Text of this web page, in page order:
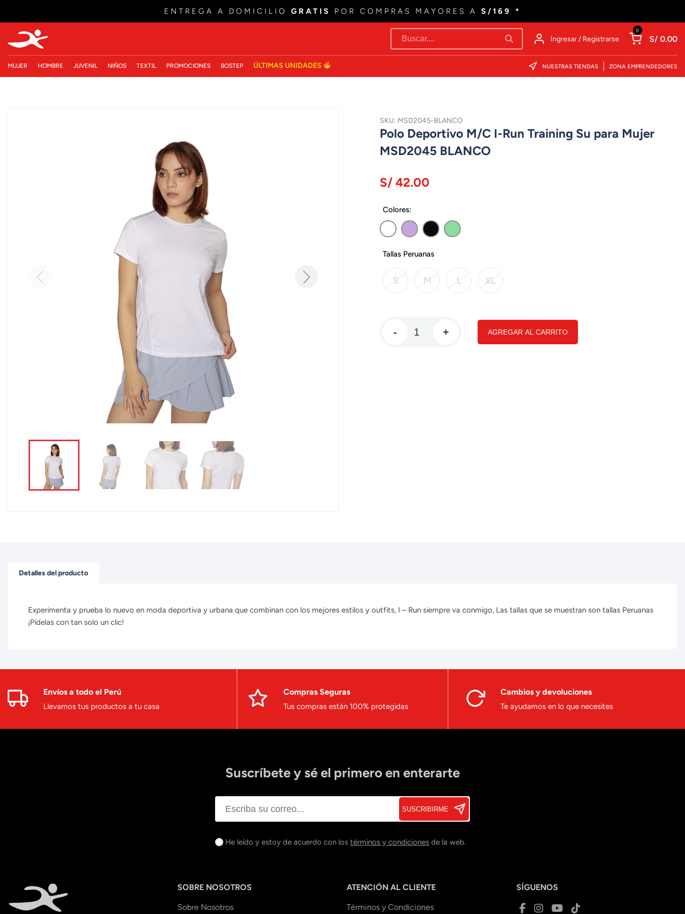
ENTREGA A DOMICILIO GRATIS POR COMPRAS MAYORES A S/169 *
Ingresar / Registrarse
0
S/ 0.00
MUJER HOMBRE JUVENIL NIÑOS TEXTIL PROMOCIONES BOSTEP ÚLTIMAS UNIDADES NUESTRAS TIENDAS ZONA EMPRENDEDORES
SKU: MSD2045-BLANCO
Polo Deportivo M/C I-Run Training Su para Mujer
MSD2045 BLANCO
S/ 42.00
Colores:
Tallas Peruanas
S M L XL
- + AGREGAR AL CARRITO
Detalles del producto
Experimenta y prueba lo nuevo en moda deportiva y urbana que combinan con los mejores estilos y outfits, I – Run siempre va conmigo, Las tallas que se muestran son tallas Peruanas
¡Pídelas con tan solo un clic!
Envíos a todo el Perú
Llevamos tus productos a tu casa
Compras Seguras
Tus compras están 100% protegidas
Cambios y devoluciones
Te ayudamos en lo que necesites
Suscríbete y sé el primero en enterarte
SUSCRIBIRME
He leído y estoy de acuerdo con los términos y condiciones de la web.
SOBRE NOSOTROS
Sobre Nosotros
ATENCIÓN AL CLIENTE
Términos y Condiciones
SÍGUENOS